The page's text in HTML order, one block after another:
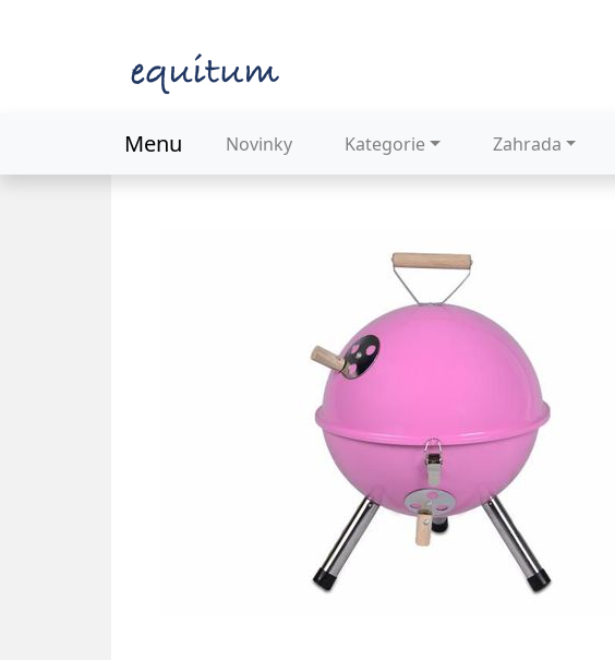
Menu Novinky Kategorie Zahrada